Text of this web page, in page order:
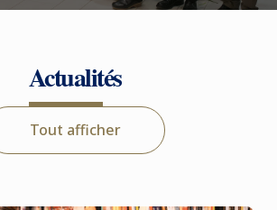
Actualités
Tout afficher